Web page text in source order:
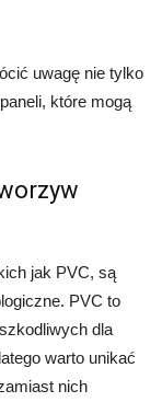
uwagę nie tylko
które mogą
jak PVC, są
PVC to
dla
warto unikać
nich